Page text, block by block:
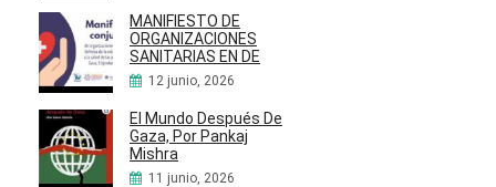
MANIFIESTO DE
ORGANIZACIONES
SANITARIAS EN DE
12 junio, 2026
El Mundo Después De
Gaza, Por Pankaj
Mishra
11 junio, 2026